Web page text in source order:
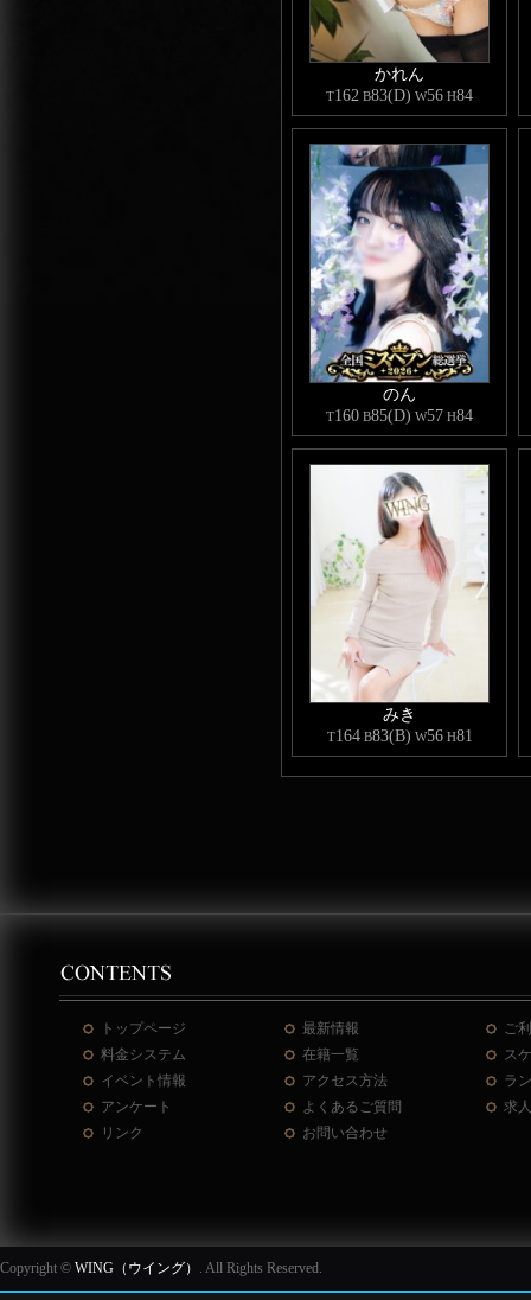
かれん
T162 B83(D) W56 H84
のん
T160 B85(D) W57 H84
みき
T164 B83(B) W56 H81
トップページ 最新情報
ご
料金システム
在籍一覧
ス
イベント情報
アクセス方法
ラ
アンケート
よくあるご質問
求
リンク
お問い合わせ
Copyright © WING（ウイング） . All Rights Reserved.